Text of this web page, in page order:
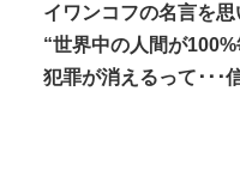
イワンコフの名言を思
“世界中の人間が
犯罪が消えるって･･･